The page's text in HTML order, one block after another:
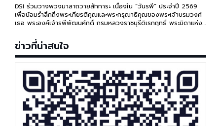
DSI ร่วมวางพวงมาลาถวายสักการะ เนื่องใน “วันรพี” ประจำปี 2569
เพื่อน้อมรำลึกถึงพระเกียรติคุณและพระกรุณาธิคุณของพระเจ้าบรมวงศ์
เธอ พระองค์เจ้ารพีพัฒนศักดิ์ กรมหลวงราชบุรีดิเรกฤทธิ์ พระบิดาแห่ง
ข่าวที่น่าสนใจ